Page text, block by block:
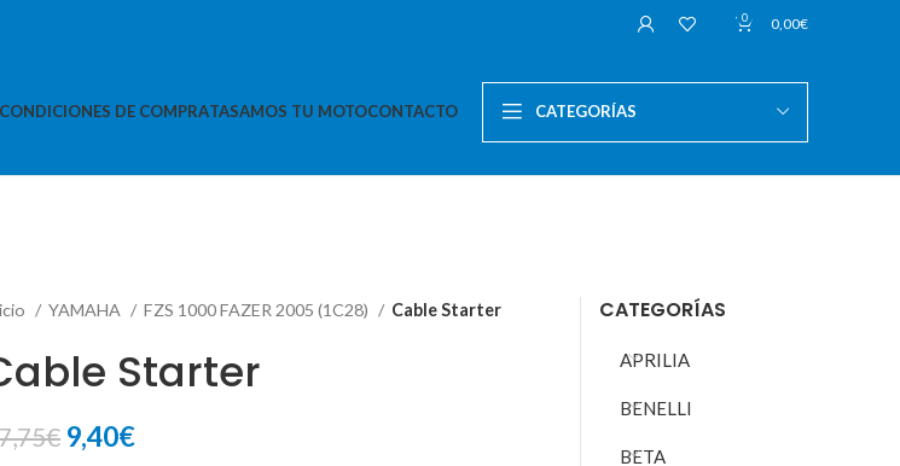
0 0,00€
CONDICIONES DE COMPRATASAMOS TU MOTOCONTACTO CATEGORÍAS
YAMAHA FZS 1000 FAZER 2005 (1C28) Cable Starter
Starter
€ El
9,40€El
CATEGORÍAS
APRILIA
BENELLI
BETA